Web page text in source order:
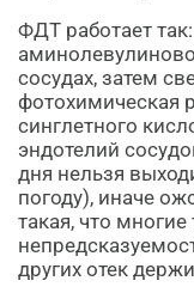
ФДТ работает
сосудах, затем
фотохимическая
синглетного
эндотелий
дня нельзя
погоду), иначе
такая, что
других отек